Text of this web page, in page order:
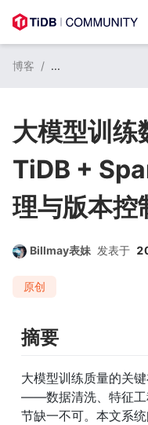
博客 / ...
大模型训练
TiDB +
理与版本控
Billmay表妹 发表于
原创
摘要
大模型训练质量的关
——数据清洗、特征工
节缺一不可。本文系